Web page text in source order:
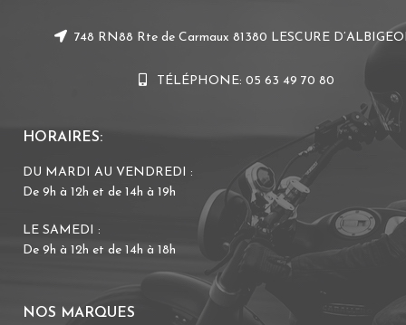
748 RN88 Rte de Carmaux 81380 LESCURE
TÉLÉPHONE: 05 63 49 70 80
HORAIRES:
DU MARDI AU VENDREDI :
De 9h à 12h et de 14h à 19h
LE SAMEDI :
De 9h à 12h et de 14h à 18h
NOS MARQUES